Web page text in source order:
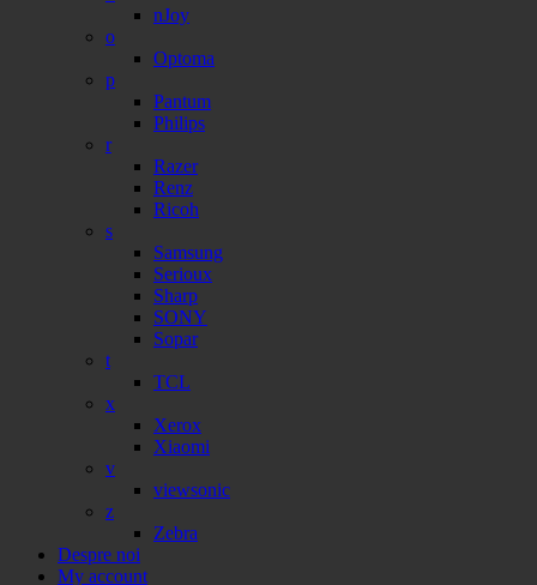
nJoy
o
Optoma
p
Pantum
Philips
r
Razer
Renz
Ricoh
s
Samsung
Serioux
Sharp
SONY
Sopar
t
TCL
x
Xerox
Xiaomi
v
viewsonic
z
Zebra
Despre noi
My account